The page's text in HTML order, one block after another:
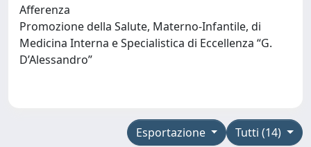
Afferenza
Promozione della Salute, Materno-Infantile, di
Medicina Interna e Specialistica di Eccellenza “G.
D’Alessandro”
Tutti (14)
Esportazione